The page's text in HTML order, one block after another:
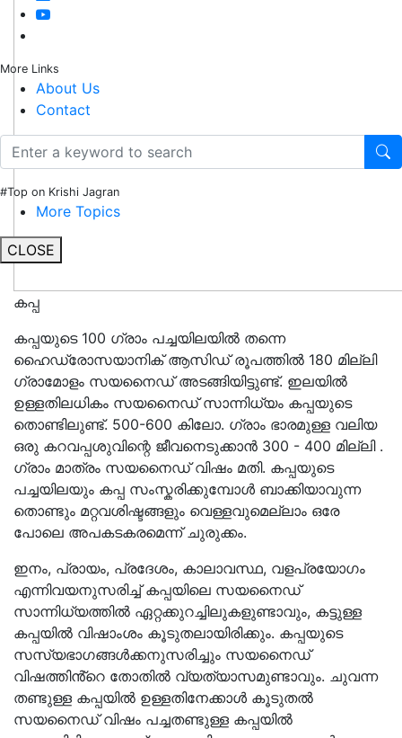
More Links
About Us
Contact
#Top on Krishi Jagran
More Topics
CLOSE
കപ്പ
കപ്പയുടെ 100 ഗ്രാം പച്ചയിലയിൽ തന്നെ
ഹൈഡ്രോസയാനിക് ആസിഡ് രൂപത്തിൽ 180 മില്ലി
ഗ്രാമോളം സയനൈഡ് അടങ്ങിയിട്ടുണ്ട്. ഇലയിൽ
ഉള്ളതിലധികം സയനൈഡ് സാന്നിധ്യം കപ്പയുടെ
തൊണ്ടിലുണ്ട്. 500-600 കിലോ. ഗ്രാം ഭാരമുള്ള വലിയ
ഒരു കറവപ്പശുവിന്റെ ജീവനെടുക്കാൻ 300 - 400 മില്ലി .
ഗ്രാം മാത്രം സയനൈഡ് വിഷം മതി. കപ്പയുടെ
പച്ചയിലയും കപ്പ സംസ്ക‌രിക്കുമ്പോൾ ബാക്കിയാവുന്ന
തൊണ്ടും മറ്റവശിഷ്ടങ്ങളും വെള്ളവുമെല്ലാം ഒരേ
പോലെ അപകടകരമെന്ന് ചുരുക്കം.
ഇനം, പ്രായം, പ്രദേശം, കാലാവസ്ഥ, വളപ്രയോഗം
എന്നിവയനുസരിച്ച് കപ്പയിലെ സയനൈഡ്
സാന്നിധ്യത്തിൽ ഏറ്റക്കുറച്ചിലുകളുണ്ടാവും, കട്ടുള്ള
കപ്പയിൽ വിഷാംശം കൂടുതലായിരിക്കും. കപ്പയുടെ
സസ്യഭാഗങ്ങൾക്കനുസരിച്ചും സയനൈഡ്
വിഷത്തിൻ്റെ തോതിൽ വ്യത്യാസമുണ്ടാവും. ചുവന്ന
തണ്ടുള്ള കപ്പയിൽ ഉള്ളതിനേക്കാൾ കൂടുതൽ
സയനൈഡ് വിഷം പച്ചതണ്ടുള്ള കപ്പയിൽ